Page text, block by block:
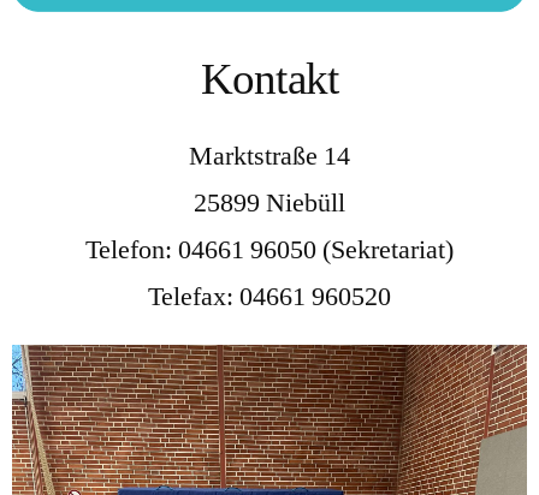
Kontakt
Marktstraße 14
25899 Niebüll
Telefon: 04661 96050 (Sekretariat)
Telefax: 04661 960520